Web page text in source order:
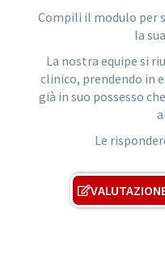
Compili il modulo per
la
La nostra equipe si
clinico, prendendo in
già in suo possesso
Le